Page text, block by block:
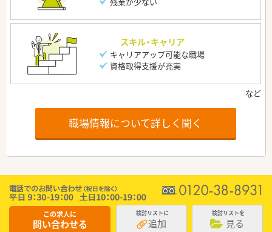
スキル・キャリア
キャリアアップ可能な職場
資格取得支援が充実
職場情報について詳しく聞く
この求人に
問い合わせる
検討リストに
追加
検討リストを
見る